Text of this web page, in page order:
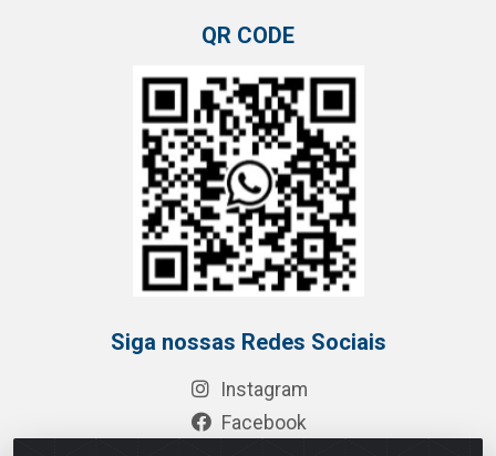
QR CODE
Siga nossas Redes Sociais
Instagram
Facebook